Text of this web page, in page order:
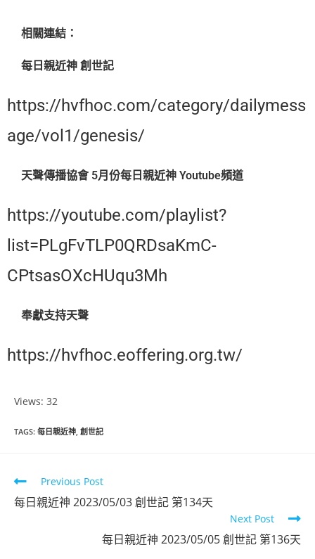
相關連結：
每日親近神 創世記
https://hvfhoc.com/category/dailymess
age/vol1/genesis/
天聲傳播協會 5月份每日親近神 Youtube頻道
https://youtube.com/playlist?
list=PLgFvTLP0QRDsaKmC-
CPtsasOXcHUqu3Mh
奉獻支持天聲
https://hvfhoc.eoffering.org.tw/
Views: 32
TAGS: 每日親近神, 創世記
Previous Post
每日親近神 2023/05/03 創世記 第134天
Next Post
每日親近神 2023/05/05 創世記 第136天